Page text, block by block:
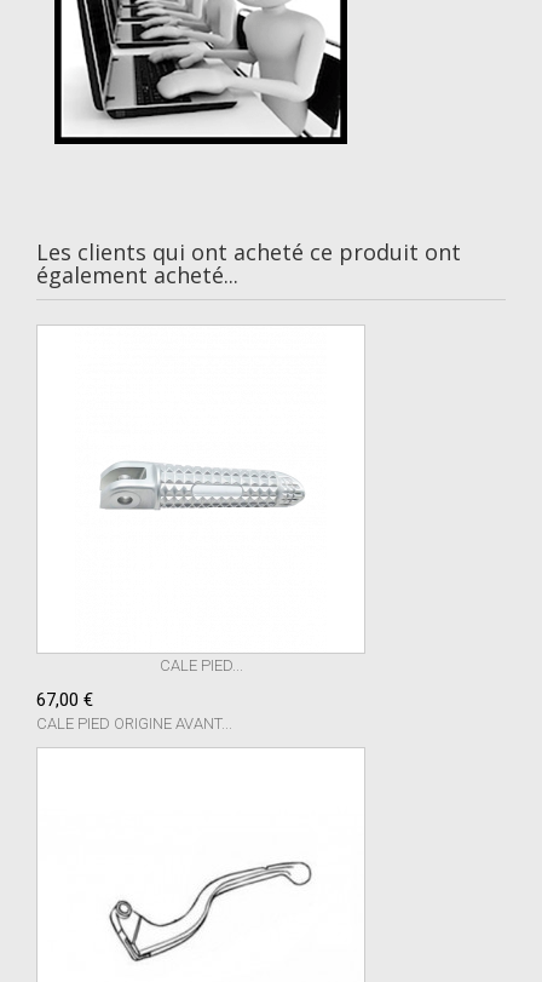
Les clients qui ont acheté ce produit ont
également acheté...
CALE PIED...
67,00 €
CALE PIED ORIGINE AVANT...